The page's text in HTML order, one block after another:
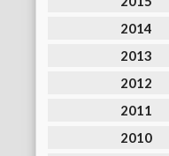
2014
2013
2012
2011
2010